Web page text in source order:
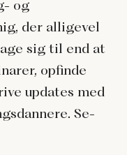
og
der alligevel
sig til end at
opfinde
updates med
Se-